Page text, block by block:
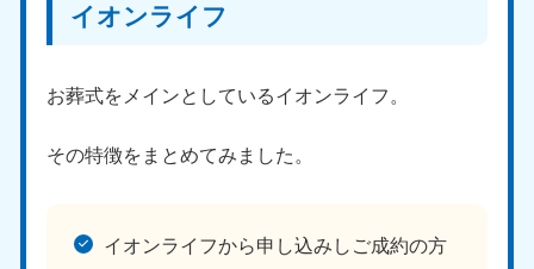
イオンライフ
お葬式をメインとしているイオンライフ。
その特徴をまとめてみました。
イオンライフから申し込みしご成約の方